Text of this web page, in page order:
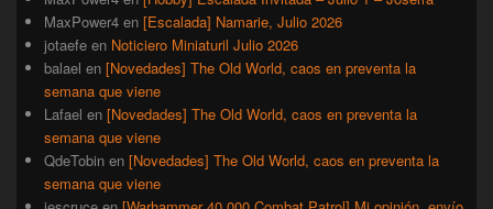
MaxPower4 en [Escalada] Namarie, Julio 2026
jotaefe en Noticiero Miniaturil Julio 2026
balael en [Novedades] The Old World, caos en preventa la
semana que viene
Lafael en [Novedades] The Old World, caos en preventa la
semana que viene
QdeTobin en [Novedades] The Old World, caos en preventa la
semana que viene